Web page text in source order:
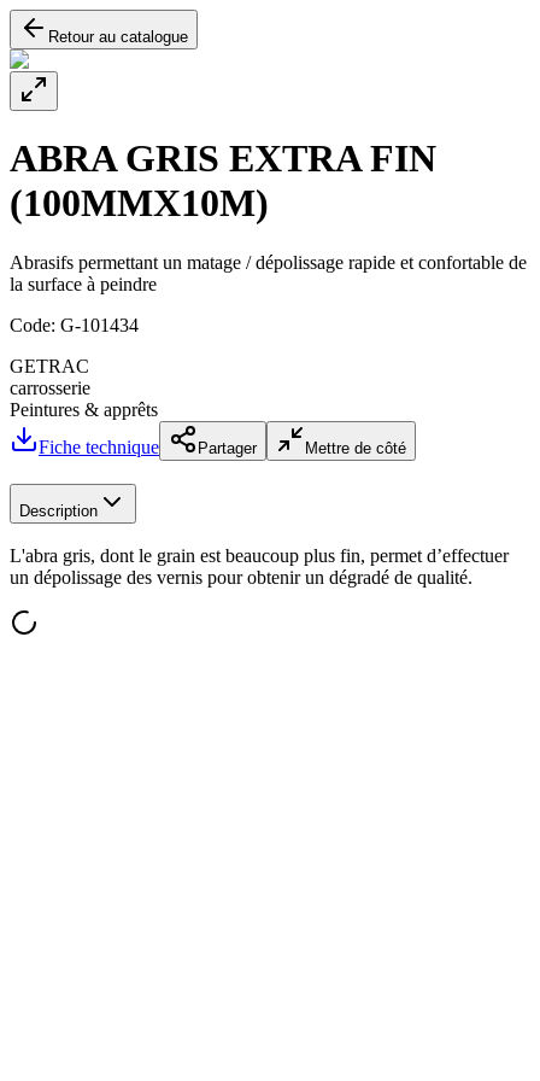
Retour au catalogue
ABRA GRIS EXTRA FIN
(100MMX10M)
Abrasifs permettant un matage / dépolissage rapide et confortable de
la surface à peindre
Code: G-101434
GETRAC
carrosserie
Peintures & apprêts
Fiche technique
Partager Mettre de côté
Description
L'abra gris, dont le grain est beaucoup plus fin, permet d’effectuer
un dépolissage des vernis pour obtenir un dégradé de qualité.